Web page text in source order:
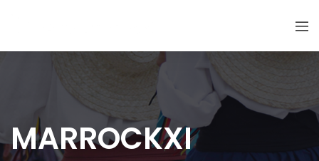
MARROCKXI